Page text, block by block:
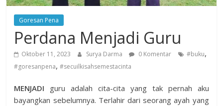
Goresan Pena
Perdana Menjadi Guru
Oktober 11, 2023 Surya Darma 0 Komentar #buku,
#goresanpena,#secuilkisahsemestacinta
MENJADI guru adalah cita-cita yang tak pernah aku
bayangkan sebelumnya. Terlahir dari seorang ayah yang